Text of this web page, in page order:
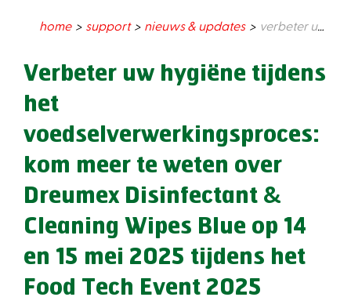
home support nieuws & updates verbeter uw hygiëne tijdens het voedselverwerkingsproces: kom meer te weten over dreumex disinfectant & cleaning wipes blue op 14 en 15 mei 2025 tijdens het food tech event 2025
Verbeter uw hygiëne tijdens
het
voedselverwerkingsproces:
kom meer te weten over
Dreumex Disinfectant &
Cleaning Wipes Blue op 14
en 15 mei 2025 tijdens het
Food Tech Event 2025